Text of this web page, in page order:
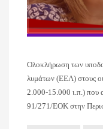
Ολοκλήρωση των
λυμάτων (ΕΕΛ) στους
2.000-15.000 ι.π.) που
91/271/ΕΟΚ στην